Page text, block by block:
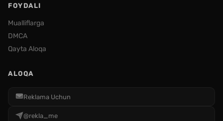
FOYDALI
Mualliflarga
DMCA
Qayta Aloqa
ALOQA
Reklama Uchun
@rekla_me